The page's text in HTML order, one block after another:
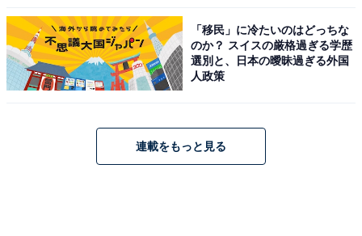
「移民」に冷たいのはどっちな
のか？ スイスの厳格過ぎる学歴
選別と、日本の曖昧過ぎる外国
人政策
連載をもっと見る